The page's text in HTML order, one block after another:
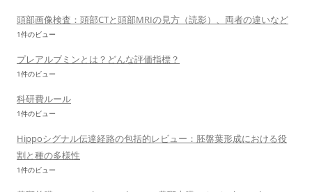
頭部画像検査：頭部CTと頭部MRIの見方（読影）、両者の違いなど
1件のビュー
プレアルブミンとは？どんな評価指標？
1件のビュー
科研費ルール
1件のビュー
Hippoシグナル伝達経路の包括的レビュー：胚盤葉形成における役
割と種の多様性
1件のビュー